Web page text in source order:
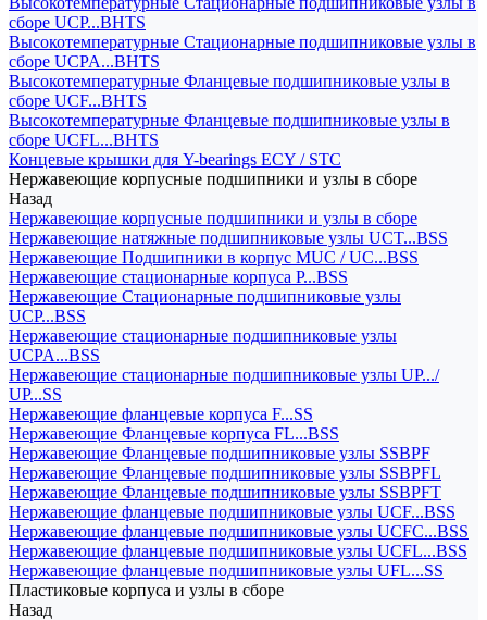
сборе UCP...BHTS
Высокотемпературные Стационарные подшипниковые узлы в
сборе UCPA...BHTS
Высокотемпературные Фланцевые подшипниковые узлы в
сборе UCF...BHTS
Высокотемпературные Фланцевые подшипниковые узлы в
сборе UCFL...BHTS
Концевые крышки для Y-bearings ECY / STC
Нержавеющие корпусные подшипники и узлы в сборе
Назад
Нержавеющие корпусные подшипники и узлы в сборе
Нержавеющие натяжные подшипниковые узлы UCT...BSS
Нержавеющие Подшипники в корпус MUC / UC...BSS
Нержавеющие стационарные корпуса P...BSS
Нержавеющие Стационарные подшипниковые узлы
UCP...BSS
Нержавеющие стационарные подшипниковые узлы
UCPA...BSS
Нержавеющие стационарные подшипниковые узлы UP.../
UP...SS
Нержавеющие фланцевые корпуса F...SS
Нержавеющие Фланцевые корпуса FL...BSS
Нержавеющие Фланцевые подшипниковые узлы SSBPF
Нержавеющие Фланцевые подшипниковые узлы SSBPFL
Нержавеющие Фланцевые подшипниковые узлы SSBPFT
Нержавеющие фланцевые подшипниковые узлы UCF...BSS
Нержавеющие фланцевые подшипниковые узлы UCFC...BSS
Нержавеющие фланцевые подшипниковые узлы UCFL...BSS
Нержавеющие фланцевые подшипниковые узлы UFL...SS
Пластиковые корпуса и узлы в сборе
Назад